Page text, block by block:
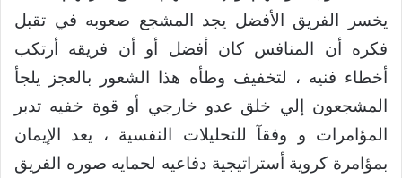
يخسر الفريق الأفضل يجد المشجع صعوبه في تقبل
فكره أن المنافس كان أفضل أو أن فريقه أرتكب
أخطاء فنيه ، لتخفيف وطأه هذا الشعور بالعجز يلجأ
المشجعون إلي خلق عدو خارجي أو قوة خفيه تدبر
المؤامرات و وفقآ للتحليلات النفسية ، يعد الإيمان
بمؤامرة كروية أستراتيجية دفاعيه لحمايه صوره الفريق